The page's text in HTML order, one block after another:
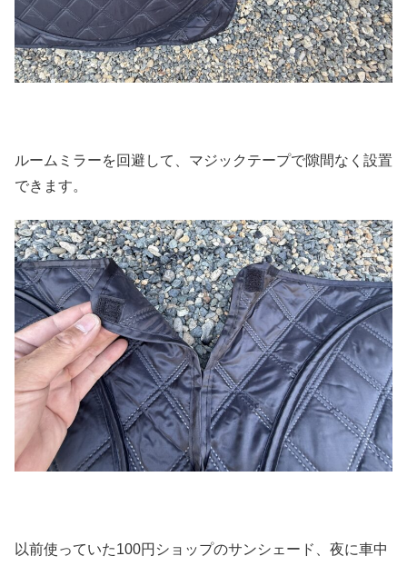
ルームミラーを回避して、マジックテープで隙間なく設置
できます。
以前使っていた100円ショップのサンシェード、夜に車中